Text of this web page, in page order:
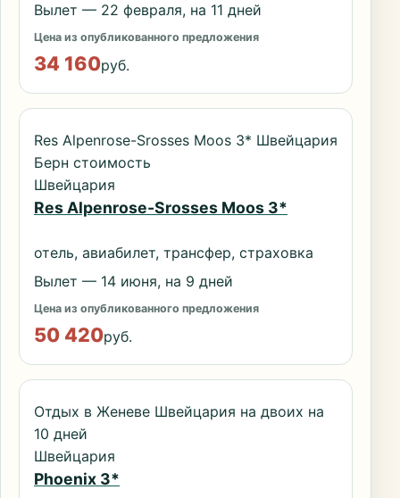
Вылет — 22 февраля, на 11 дней
Цена из опубликованного предложения
34 160руб.
Res Alpenrose-Srosses Moos 3* Швейцария
Берн стоимость
Швейцария
Res Alpenrose-Srosses Moos 3*
отель, авиабилет, трансфер, страховка
Вылет — 14 июня, на 9 дней
Цена из опубликованного предложения
50 420руб.
Отдых в Женеве Швейцария на двоих на
10 дней
Швейцария
Phoenix 3*